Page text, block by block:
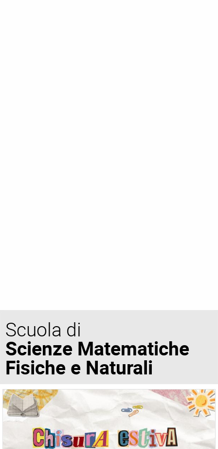
Scuola di
Scienze Matematiche
Fisiche e Naturali